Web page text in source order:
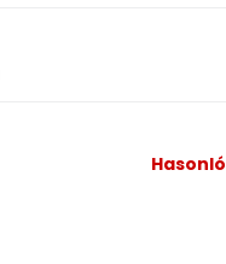
Hasonló